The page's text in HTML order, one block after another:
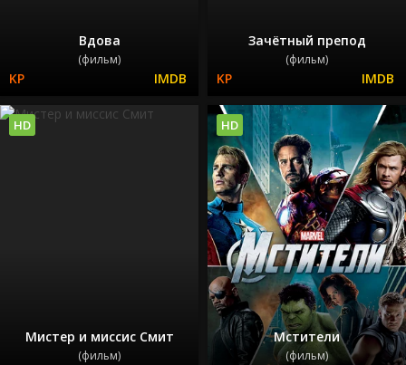
Вдова
(фильм)
Зачётный препод
(фильм)
Мистер и миссис Смит
(фильм)
HD
Мстители
(фильм)
HD